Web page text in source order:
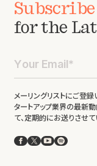
Subscribe
for the
メーリングリストにご登
タートアップ業界の最新
て、定期的にお送りさせて
Facebook
X YouTube
Spotify